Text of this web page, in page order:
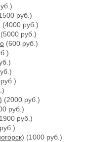
руб.)
(4000 руб.)
(5000 руб.)
(600 руб.)
(2000 руб.)
руб.)
руб.)
(1000 руб.)